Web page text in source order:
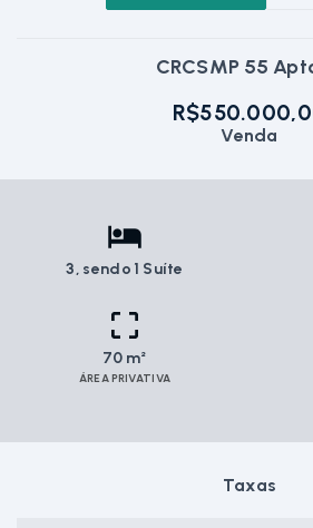
CRCSMP 55
Venda
3, sendo 1 Suíte
70 m²
ÁREA PRIVATIVA
Taxas